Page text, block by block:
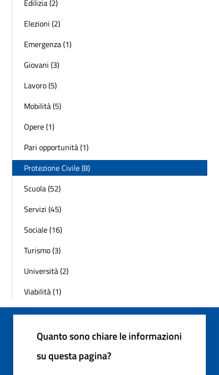
Edilizia (2)
Elezioni (2)
Emergenza (1)
Giovani (3)
Lavoro (5)
Mobilità (5)
Opere (1)
Pari opportunità (1)
Protezione Civile (8)
Scuola (52)
Servizi (45)
Sociale (16)
Turismo (3)
Università (2)
Viabilità (1)
Quanto sono chiare le informazioni
su questa pagina?